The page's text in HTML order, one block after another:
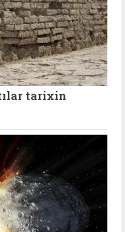
tarixin